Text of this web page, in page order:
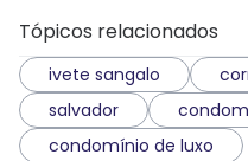
Tópicos relacionados
ivete sangalo
salvador
condomínio de luxo